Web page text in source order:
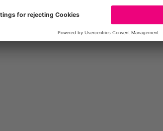
Ställe und Scheunen als Vogelhabitate